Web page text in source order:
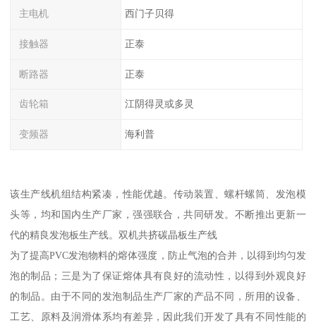
主电机 西门子贝得
接触器 正泰
断路器 正泰
齿轮箱 江阴得灵或多灵
变频器 海利普
该生产线机组结构紧凑，性能优越。传动装置、螺杆螺筒、发泡模
头等，均和国内生产厂家，强强联合，共同研发。不断推出更新一
代的精良发泡板生产线。双机共挤碳晶板生产线
为了提高PVC发泡物料的熔体强度，防止气泡的合并，以得到均匀发
泡的制品；三是为了保证熔体具有良好的流动性，以得到外观良好
的制品。由于不同的发泡制品生产厂家的产品不同，所用的设备、
工艺、原料及润滑体系均有差异，因此我们开发了具有不同性能的